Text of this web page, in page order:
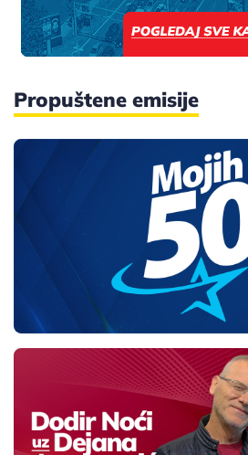
Propuštene emisije